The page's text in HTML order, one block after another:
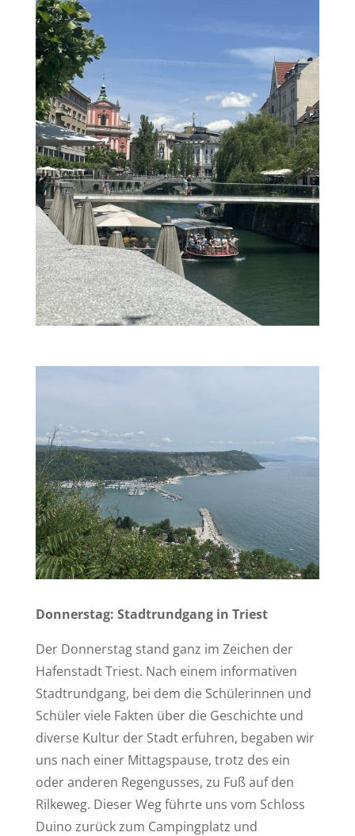
Donnerstag: Stadtrundgang in Triest
Der Donnerstag stand ganz im Zeichen der
Hafenstadt Triest. Nach einem informativen
Stadtrundgang, bei dem die Schülerinnen und
Schüler viele Fakten über die Geschichte und
diverse Kultur der Stadt erfuhren, begaben wir
uns nach einer Mittagspause, trotz des ein
oder anderen Regengusses, zu Fuß auf den
Rilkeweg. Dieser Weg führte uns vom Schloss
Duino zurück zum Campingplatz und